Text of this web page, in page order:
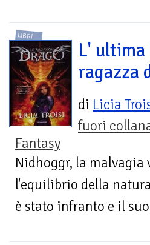
LIBRI
L'
ragazza
di Licia
fuori
Fantasy
Nidhoggr, la malvagia
l'equilibrio della
è stato infranto e il